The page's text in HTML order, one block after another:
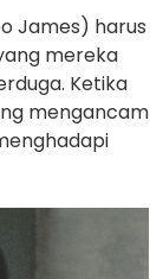
James) harus
mereka
Ketika
mengancam